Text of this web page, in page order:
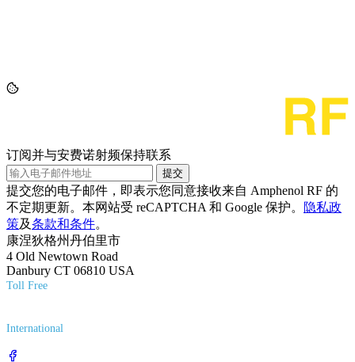
订阅并与安费诺射频保持联系
提交
提交您的电子邮件，即表示您同意接收来自 Amphenol RF 的
不定期更新。本网站受 reCAPTCHA 和 Google 保护。
隐私政
策及条款和条件。
康涅狄格州丹伯里市
4 Old Newtown Road
Danbury CT 06810 USA
Toll Free
International